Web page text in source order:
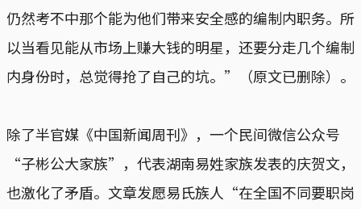
仍然考不中那个能为他们带来安全感的编制内职务。所
以当看见能从市场上赚大钱的明星，还要分走几个编制
内身份时，总觉得抢了自己的坑。”（原文已删除）。
除了半官媒《中国新闻周刊》，一个民间微信公众号
“子彬公大家族”，代表湖南易姓家族发表的庆贺文，
也激化了矛盾。文章发愿易氏族人“在全国不同要职岗